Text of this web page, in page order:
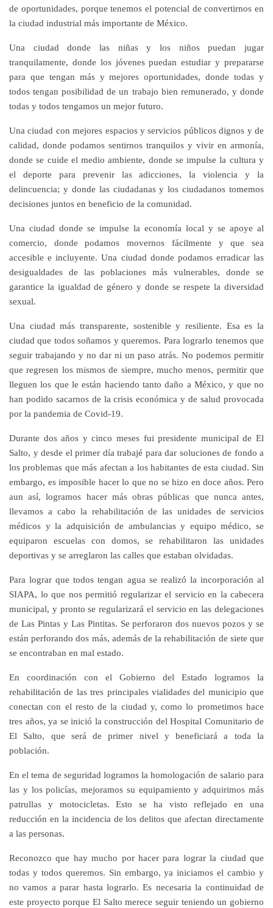
de oportunidades, porque tenemos el potencial de convertirnos en
la ciudad industrial más importante de México.
Una ciudad donde las niñas y los niños puedan jugar
tranquilamente, donde los jóvenes puedan estudiar y prepararse
para que tengan más y mejores oportunidades, donde todas y
todos tengan posibilidad de un trabajo bien remunerado, y donde
todas y todos tengamos un mejor futuro.
Una ciudad con mejores espacios y servicios públicos dignos y de
calidad, donde podamos sentirnos tranquilos y vivir en armonía,
donde se cuide el medio ambiente, donde se impulse la cultura y
el deporte para prevenir las adicciones, la violencia y la
delincuencia; y donde las ciudadanas y los ciudadanos tomemos
decisiones juntos en beneficio de la comunidad.
Una ciudad donde se impulse la economía local y se apoye al
comercio, donde podamos movernos fácilmente y que sea
accesible e incluyente. Una ciudad donde podamos erradicar las
desigualdades de las poblaciones más vulnerables, donde se
garantice la igualdad de género y donde se respete la diversidad
sexual.
Una ciudad más transparente, sostenible y resiliente. Esa es la
ciudad que todos soñamos y queremos. Para lograrlo tenemos que
seguir trabajando y no dar ni un paso atrás. No podemos permitir
que regresen los mismos de siempre, mucho menos, permitir que
lleguen los que le están haciendo tanto daño a México, y que no
han podido sacarnos de la crisis económica y de salud provocada
por la pandemia de Covid-19.
Durante dos años y cinco meses fui presidente municipal de El
Salto, y desde el primer día trabajé para dar soluciones de fondo a
los problemas que más afectan a los habitantes de esta ciudad. Sin
embargo, es imposible hacer lo que no se hizo en doce años. Pero
aun así, logramos hacer más obras públicas que nunca antes,
llevamos a cabo la rehabilitación de las unidades de servicios
médicos y la adquisición de ambulancias y equipo médico, se
equiparon escuelas con domos, se rehabilitaron las unidades
deportivas y se arreglaron las calles que estaban olvidadas.
Para lograr que todos tengan agua se realizó la incorporación al
SIAPA, lo que nos permitió regularizar el servicio en la cabecera
municipal, y pronto se regularizará el servicio en las delegaciones
de Las Pintas y Las Pintitas. Se perforaron dos nuevos pozos y se
están perforando dos más, además de la rehabilitación de siete que
se encontraban en mal estado.
En coordinación con el Gobierno del Estado logramos la
rehabilitación de las tres principales vialidades del municipio que
conectan con el resto de la ciudad y, como lo prometimos hace
tres años, ya se inició la construcción del Hospital Comunitario de
El Salto, que será de primer nivel y beneficiará a toda la
población.
En el tema de seguridad logramos la homologación de salario para
las y los policías, mejoramos su equipamiento y adquirimos más
patrullas y motocicletas. Esto se ha visto reflejado en una
reducción en la incidencia de los delitos que afectan directamente
a las personas.
Reconozco que hay mucho por hacer para lograr la ciudad que
todas y todos queremos. Sin embargo, ya iniciamos el cambio y
no vamos a parar hasta lograrlo. Es necesaria la continuidad de
este proyecto porque El Salto merece seguir teniendo un gobierno